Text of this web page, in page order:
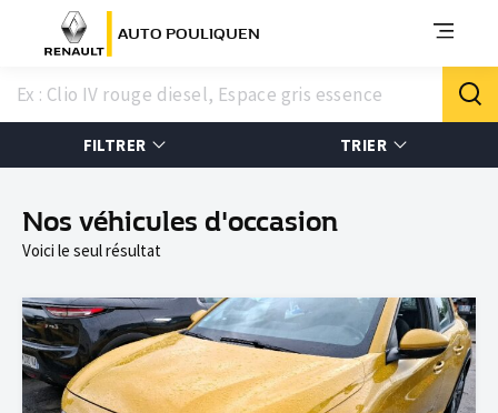
AUTO POULIQUEN
FILTRER TRIER
Nos véhicules d'occasion
Voici le seul résultat